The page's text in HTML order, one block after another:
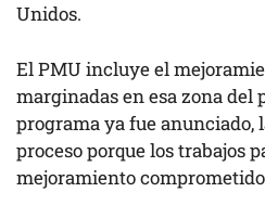
Unidos.
El PMU incluye el
marginadas en esa zona del
programa ya fue anunciado,
proceso porque los trabajos
mejoramiento